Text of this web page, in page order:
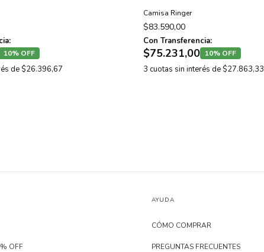
10% OFF
de $26.396,67
Camisa Ringer
$83.590,00
Con Transferencia:
$75.231,00 10% OFF
3 cuotas sin interés de $27.863,33
OFF
AYUDA
CÓMO COMPRAR
PREGUNTAS FRECUENTES